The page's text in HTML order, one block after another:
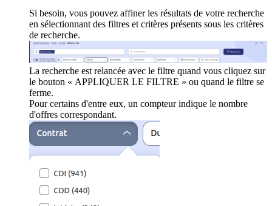
Si besoin, vous pouvez affiner les résultats de votre recherche
en sélectionnant des filtres et critères présents sous les critères
de recherche.
La recherche est relancée avec le filtre quand vous cliquez sur
le bouton « APPLIQUER LE FILTRE » ou quand le filtre se
ferme.
Pour certains d'entre eux, un compteur indique le nombre
d'offres correspondant.